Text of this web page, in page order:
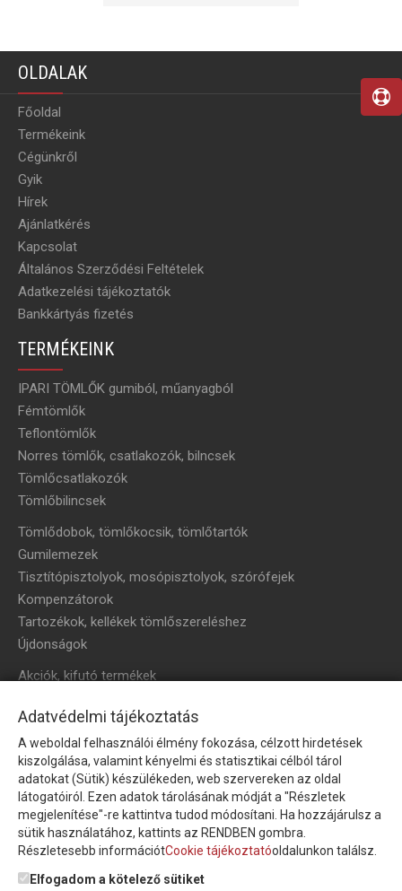
OLDALAK
Főoldal
Termékeink
Cégünkről
Gyik
Hírek
Ajánlatkérés
Kapcsolat
Általános Szerződési Feltételek
Adatkezelési tájékoztatók
Bankkártyás fizetés
TERMÉKEINK
IPARI TÖMLŐK gumiból, műanyagból
Fémtömlők
Teflontömlők
Norres tömlők, csatlakozók, bilncsek
Tömlőcsatlakozók
Tömlőbilincsek
Tömlődobok, tömlőkocsik, tömlőtartók
Gumilemezek
Tisztítópisztolyok, mosópisztolyok, szórófejek
Kompenzátorok
Tartozékok, kellékek tömlőszereléshez
Újdonságok
Akciók, kifutó termékek
HÍRLEVÉL
Íratkozzon fel hírlevelünkre!
Feliratkozom a hírlevélre és nyilatkozom, hogy azadatkezelési
tájékoztatót elolvastam, megismertem és elfogadom.
Adatvédelmi tájékoztatás
A weboldal felhasználói élmény fokozása, célzott hirdetések
kiszolgálása, valamint kényelmi és statisztikai célból tárol
adatokat (Sütik) készülékeden, web szervereken az oldal
látogatóiról. Ezen adatok tárolásának módját a "Részletek
megjelenítése"-re kattintva tudod módosítani. Ha hozzájárulsz a
sütik használatához, kattints az RENDBEN gombra.
Részletesebb információtCookie tájékoztatóoldalunkon találsz.
Elfogadom a kötelező sütiket